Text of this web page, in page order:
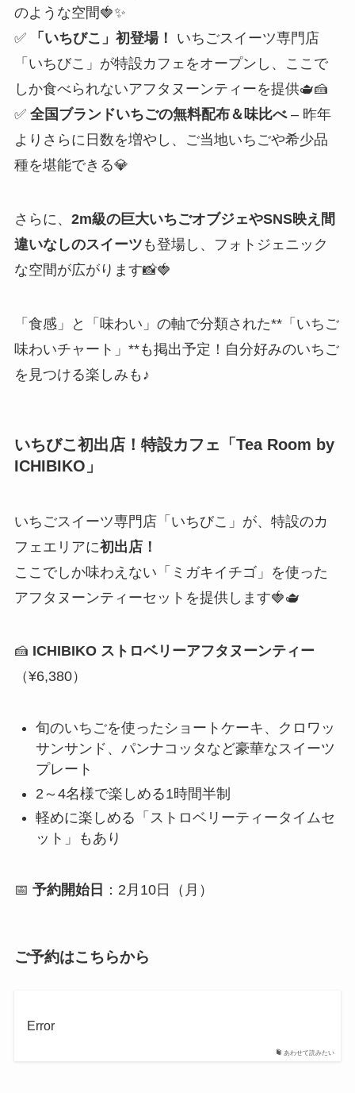
のような空間🍓✨
✅
「いちびこ」初登場！
いちごスイーツ専門店
「いちびこ」が特設カフェをオープンし、ここで
しか食べられないアフタヌーンティーを提供🫖🍰
✅ 全国ブランドいちごの無料配布＆味比べ– 昨年
よりさらに日数を増やし、ご当地いちごや希少品
種を堪能できる💎
さらに、 2m級の巨大いちごオブジェやSNS映え間
違いなしのスイーツ も登場し、フォトジェニック
な空間が広がります📸🍓
「食感」と「味わい」の軸で分類された**「いちご
味わいチャート」**も掲出予定！自分好みのいちご
を見つける楽しみも♪
いちびこ初出店！特設カフェ「Tea Room by
ICHIBIKO」
いちごスイーツ専門店「いちびこ」が、特設のカ
フェエリアに初出店！
ここでしか味わえない「ミガキイチゴ」を使った
アフタヌーンティーセットを提供します🍓🫖
🍰 ICHIBIKO ストロベリーアフタヌーンティー
（¥6,380）
旬のいちごを使ったショートケーキ、クロワッ
サンサンド、パンナコッタなど豪華なスイーツ
プレート
2～4名様で楽しめる1時間半制
軽めに楽しめる「ストロベリーティータイムセ
ット」もあり
📅 予約開始日 ：2月10日（月）
ご予約はこちらから
あわせて読みたい
Error